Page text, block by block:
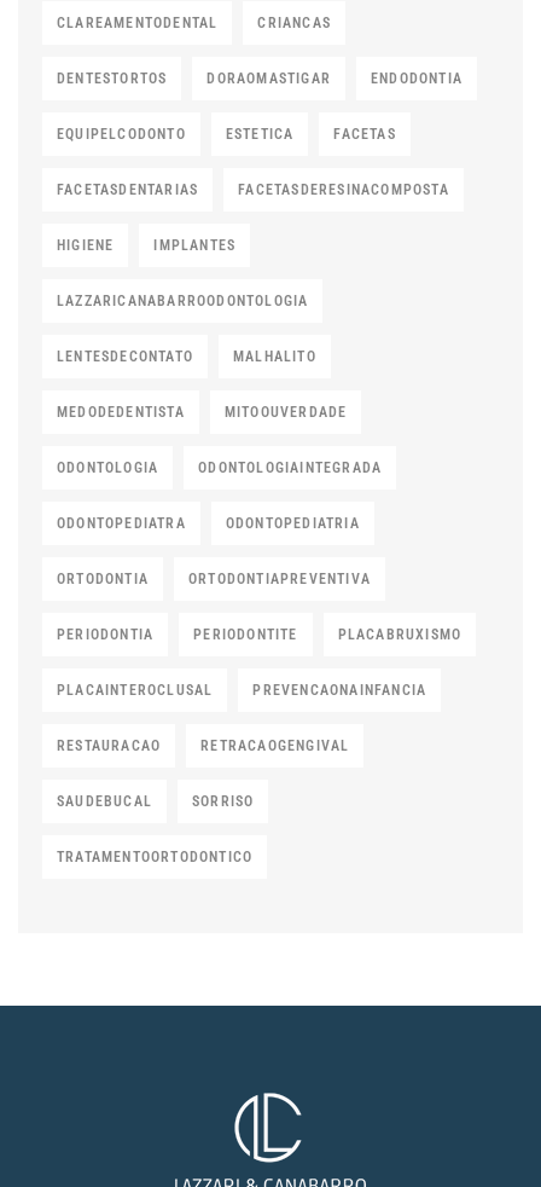
CLAREAMENTODENTAL CRIANCAS
DENTESTORTOS DORAOMASTIGAR ENDODONTIA
EQUIPELCODONTO ESTETICA FACETAS
FACETASDENTARIAS FACETASDERESINACOMPOSTA
HIGIENE IMPLANTES
LAZZARICANABARROODONTOLOGIA
LENTESDECONTATO MALHALITO
MEDODEDENTISTA MITOOUVERDADE
ODONTOLOGIA ODONTOLOGIAINTEGRADA
ODONTOPEDIATRA ODONTOPEDIATRIA
ORTODONTIA ORTODONTIAPREVENTIVA
PERIODONTIA PERIODONTITE PLACABRUXISMO
PLACAINTEROCLUSAL PREVENCAONAINFANCIA
RESTAURACAO RETRACAOGENGIVAL
SAUDEBUCAL SORRISO
TRATAMENTOORTODONTICO